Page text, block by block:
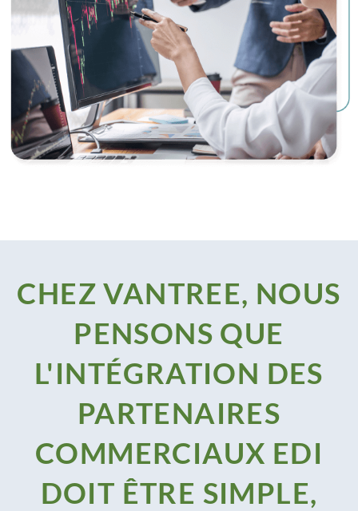
CHEZ VANTREE, NOUS
PENSONS QUE
L'INTÉGRATION DES
PARTENAIRES
COMMERCIAUX EDI
DOIT ÊTRE SIMPLE,